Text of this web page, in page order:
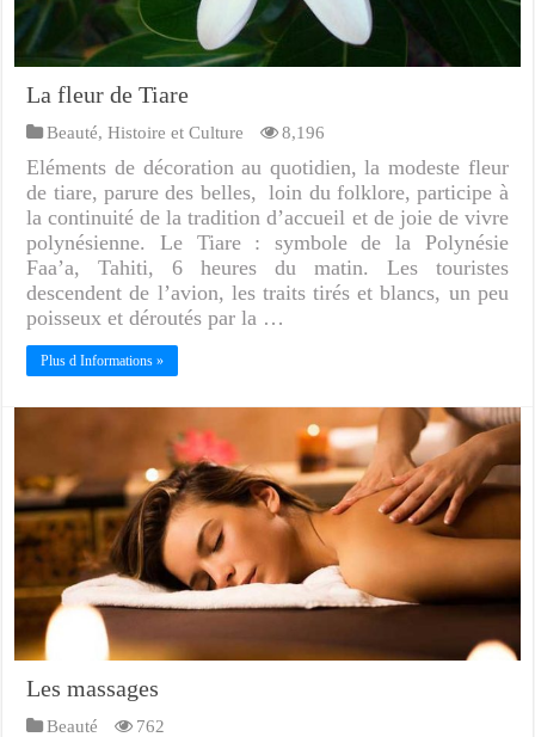
La fleur de Tiare
Beauté,Histoire et Culture 8,196
Eléments de décoration au quotidien, la modeste fleur
de tiare, parure des belles, loin du folklore, participe à
la continuité de la tradition d’accueil et de joie de vivre
polynésienne. Le Tiare : symbole de la Polynésie
Faa’a, Tahiti, 6 heures du matin. Les touristes
descendent de l’avion, les traits tirés et blancs, un peu
poisseux et déroutés par la …
Plus d Informations »
Les massages
Beauté 762